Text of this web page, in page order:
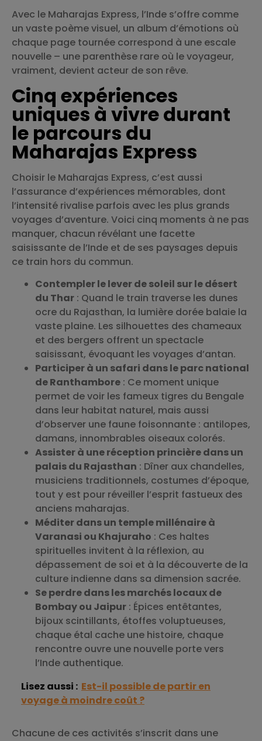
Avec le Maharajas Express, l’Inde s’offre comme
un vaste poème visuel, un album d’émotions où
chaque page tournée correspond à une escale
nouvelle – une parenthèse rare où le voyageur,
vraiment, devient acteur de son rêve.
Cinq expériences
uniques à vivre durant
le parcours du
Maharajas Express
Choisir le Maharajas Express, c’est aussi
l’assurance d’expériences mémorables, dont
l’intensité rivalise parfois avec les plus grands
voyages d’aventure. Voici cinq moments à ne pas
manquer, chacun révélant une facette
saisissante de l’Inde et de ses paysages depuis
ce train hors du commun.
Contempler le lever de soleil sur le désert
du Thar : Quand le train traverse les dunes
ocre du Rajasthan, la lumière dorée balaie la
vaste plaine. Les silhouettes des chameaux
et des bergers offrent un spectacle
saisissant, évoquant les voyages d’antan.
Participer à un safari dans le parc national
de Ranthambore : Ce moment unique
permet de voir les fameux tigres du Bengale
dans leur habitat naturel, mais aussi
d’observer une faune foisonnante : antilopes,
damans, innombrables oiseaux colorés.
Assister à une réception princière dans un
palais du Rajasthan : Dîner aux chandelles,
musiciens traditionnels, costumes d’époque,
tout y est pour réveiller l’esprit fastueux des
anciens maharajas.
Méditer dans un temple millénaire à
Varanasi ou Khajuraho : Ces haltes
spirituelles invitent à la réflexion, au
dépassement de soi et à la découverte de la
culture indienne dans sa dimension sacrée.
Se perdre dans les marchés locaux de
Bombay ou Jaipur : Épices entêtantes,
bijoux scintillants, étoffes voluptueuses,
chaque étal cache une histoire, chaque
rencontre ouvre une nouvelle porte vers
l’Inde authentique.
Lisez aussi : Est-il possible de partir en
voyage à moindre coût ?
Chacune de ces activités s’inscrit dans une